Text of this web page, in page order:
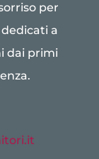
per
a
dai primi